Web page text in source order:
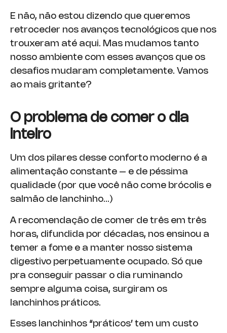
E não, não estou dizendo que queremos
retroceder nos avanços tecnológicos que nos
trouxeram até aqui. Mas mudamos tanto
nosso ambiente com esses avanços que os
desafios mudaram completamente. Vamos
ao mais gritante?
O problema de comer o dia
inteiro
Um dos pilares desse conforto moderno é a
alimentação constante – e de péssima
qualidade (por que você não come brócolis e
salmão de lanchinho…)
A recomendação de comer de três em três
horas, difundida por décadas, nos ensinou a
temer a fome e a manter nosso sistema
digestivo perpetuamente ocupado. Só que
pra conseguir passar o dia ruminando
sempre alguma coisa, surgiram os
lanchinhos práticos.
Esses lanchinhos “práticos’ tem um custo